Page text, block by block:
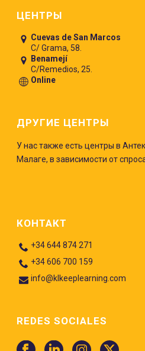
ЦЕНТРЫ
Cuevas de San Marcos
C/ Grama, 58.
Benamejí
C/Remedios, 25.
Online
ДРУГИЕ ЦЕНТРЫ
У нас также есть центры в
Малаге, в зависимости от
КОНТАКТ
+34 644 874 271
+34 606 700 159
info@klkeeplearning.com
REDES SOCIALES